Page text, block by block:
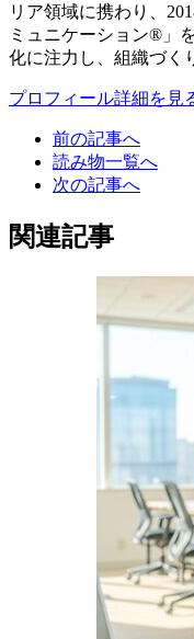
リア領域に携わり、
ミュニケーション®」
化に注力し、組織づく
プロフィール詳細を見
前の記事へ
読み物一覧へ
次の記事へ
関連記事